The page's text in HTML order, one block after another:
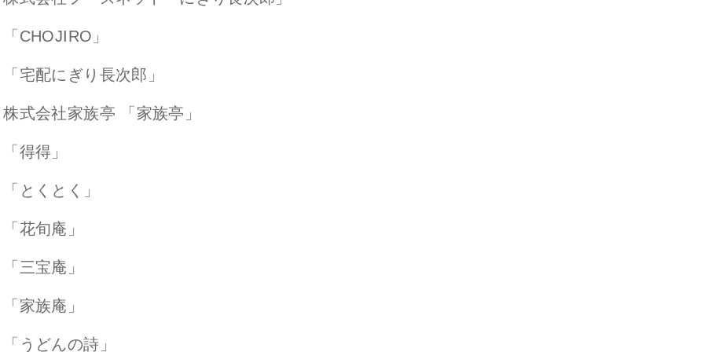
CHOJIRO」
宅配にぎり長次郎」
式会社家族亭 「家族亭」
得得」
とくとく」
花旬庵」
三宝庵」
家族庵」
うどんの詩」